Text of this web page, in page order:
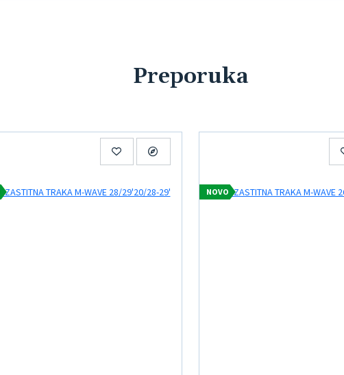
Preporuka
NOVO